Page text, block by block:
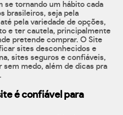
se tornando um hábito cada
brasileiros, seja pela
pela variedade de opções,
e ter cautela, principalmente
pretende comprar. O Site
sites desconhecidos e
sites seguros e confiáveis,
sem medo, além de dicas pra
é confiável para